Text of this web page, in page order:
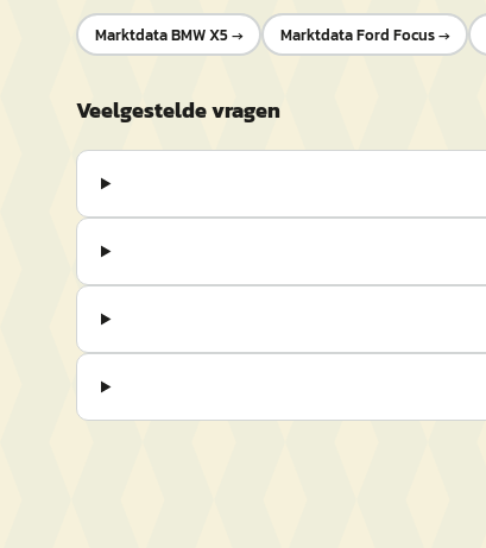
MarktdataBMW X5→ MarktdataFord Focus→
Veelgestelde vragen